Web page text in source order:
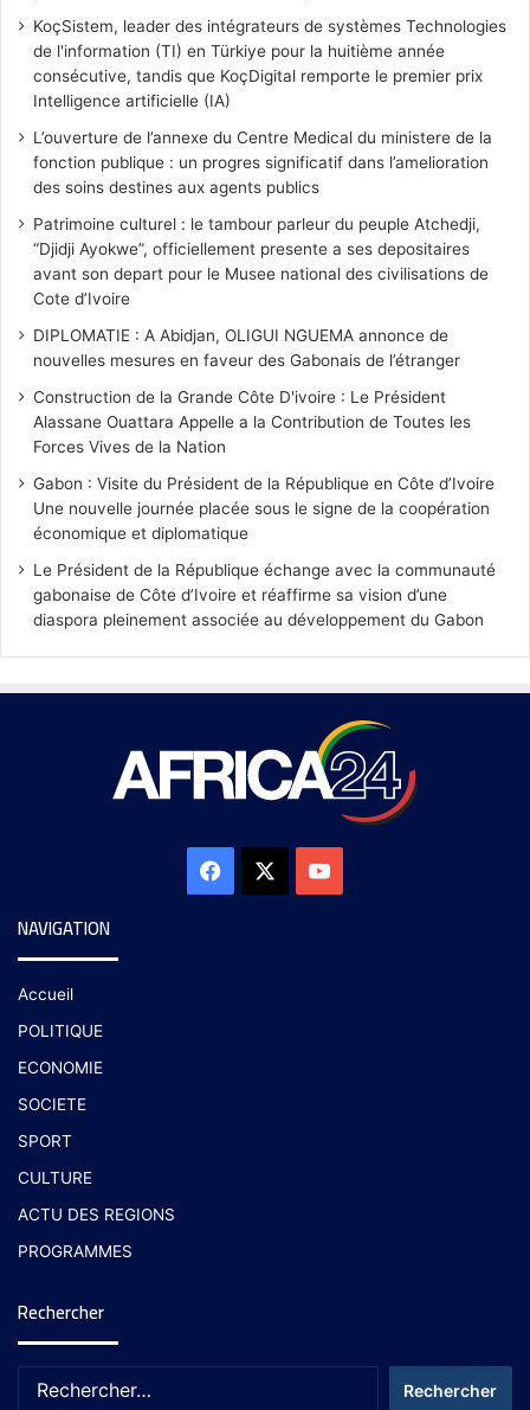
KoçSistem, leader des intégrateurs de systèmes Technologies
de l'information (TI) en Türkiye pour la huitième année
consécutive, tandis que KoçDigital remporte le premier prix
Intelligence artificielle (IA)
L’ouverture de l’annexe du Centre Medical du ministere de la
fonction publique : un progres significatif dans l’amelioration
des soins destines aux agents publics
Patrimoine culturel : le tambour parleur du peuple Atchedji,
“Djidji Ayokwe”, officiellement presente a ses depositaires
avant son depart pour le Musee national des civilisations de
Cote d’Ivoire
DIPLOMATIE : A Abidjan, OLIGUI NGUEMA annonce de
nouvelles mesures en faveur des Gabonais de l’étranger
Construction de la Grande Côte D'ivoire : Le Président
Alassane Ouattara Appelle a la Contribution de Toutes les
Forces Vives de la Nation
Gabon : Visite du Président de la République en Côte d’Ivoire
Une nouvelle journée placée sous le signe de la coopération
économique et diplomatique
Le Président de la République échange avec la communauté
gabonaise de Côte d’Ivoire et réaffirme sa vision d’une
diaspora pleinement associée au développement du Gabon
NAVIGATION
Accueil
POLITIQUE
ECONOMIE
SOCIETE
SPORT
CULTURE
ACTU DES REGIONS
PROGRAMMES
Rechercher